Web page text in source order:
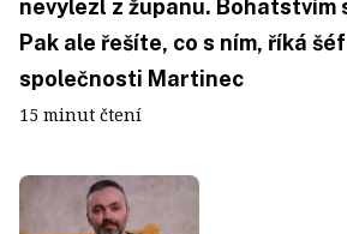
nevylezl z županu. Bohatstvím
Pak ale řešíte, co s ním, říká
společnosti Martinec
15 minut čtení